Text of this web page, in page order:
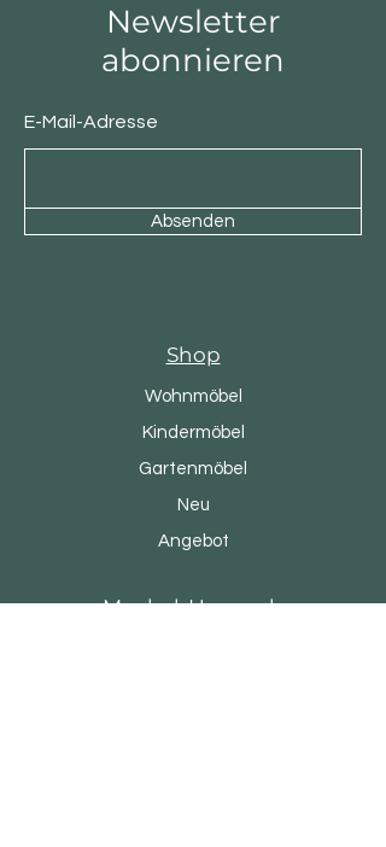
Newsletter
abonnieren
E-Mail-Adresse
Absenden
Shop
Wohnmöbel
Kindermöbel
Gartenmöbel
Neu
Angebot
Moebel-Home.ch